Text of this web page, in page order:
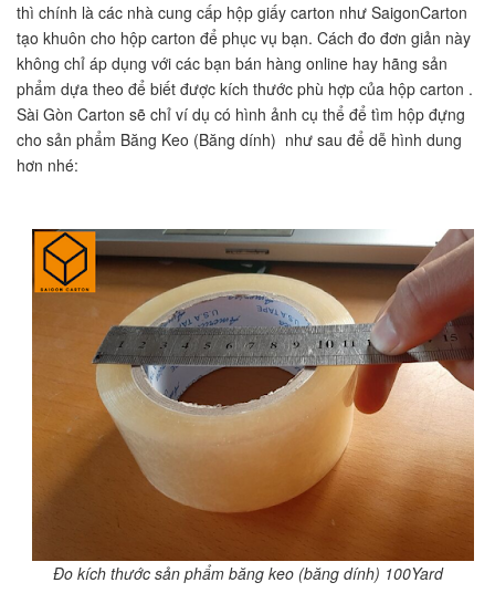
thì chính là các nhà cung cấp hộp giấy carton như SaigonCarton
tạo khuôn cho hộp carton để phục vụ bạn. Cách đo đơn giản này
không chỉ áp dụng với các bạn bán hàng online hay hãng sản
phẩm dựa theo để biết được kích thước phù hợp của hộp carton .
Sài Gòn Carton sẽ chỉ ví dụ có hình ảnh cụ thể để tìm hộp đựng
cho sản phẩm Băng Keo (Băng dính) như sau để dễ hình dung
hơn nhé:
Đo kích thước sản phẩm băng keo (băng dính) 100Yard